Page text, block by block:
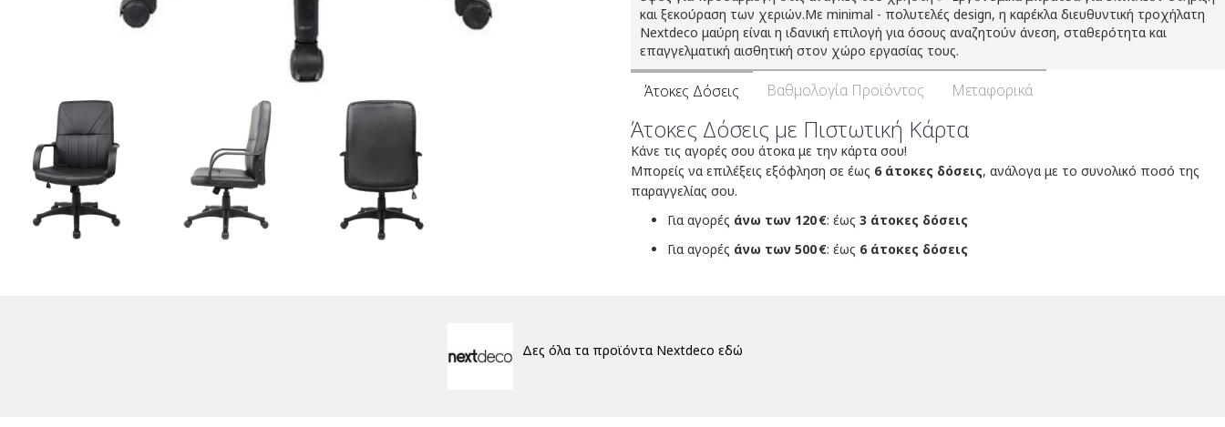
και ξεκούραση των χεριών.Με minimal - πολυτελές design, η καρέκλα διευθυντική τροχήλατη
Nextdeco μαύρη είναι η ιδανική επιλογή για όσους αναζητούν άνεση, σταθερότητα και
επαγγελματική αισθητική στον χώρο εργασίας τους.
Άτοκες Δόσεις Βαθμολογία Προϊόντος Μεταφορικά
Άτοκες Δόσεις με Πιστωτική Κάρτα
Κάνε τις αγορές σου άτοκα με την κάρτα σου!
Μπορείς να επιλέξεις εξόφληση σε έως 6 άτοκες δόσεις, ανάλογα με το συνολικό ποσό της
παραγγελίας σου.
Για αγορές άνω των 120 €: έως 3 άτοκες δόσεις
Για αγορές άνω των 500 €: έως 6 άτοκες δόσεις
Δες όλα τα προϊόντα Nextdeco εδώ